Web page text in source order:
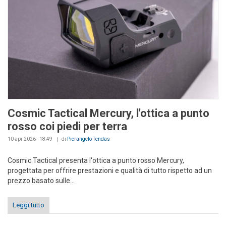
Cosmic Tactical Mercury, l'ottica a punto
rosso coi piedi per terra
10 apr 2026 - 18:49 di Pierangelo Tendas
Cosmic Tactical presenta l'ottica a punto rosso Mercury,
progettata per offrire prestazioni e qualità di tutto rispetto ad un
prezzo basato sulle...
Leggi tutto